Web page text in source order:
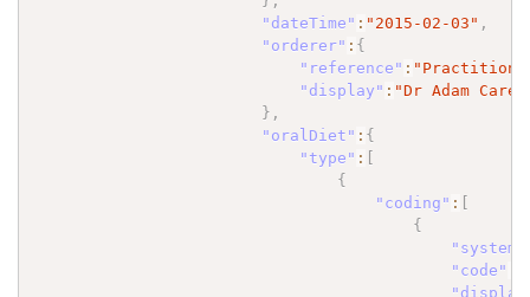
"dateTime" : "2015-02-03" ,
"orderer" : {
"reference" :
"display" : "Dr Adam
} ,
"oralDiet" : {
"type" : [
{
"coding" : [
{
"system"
"code"